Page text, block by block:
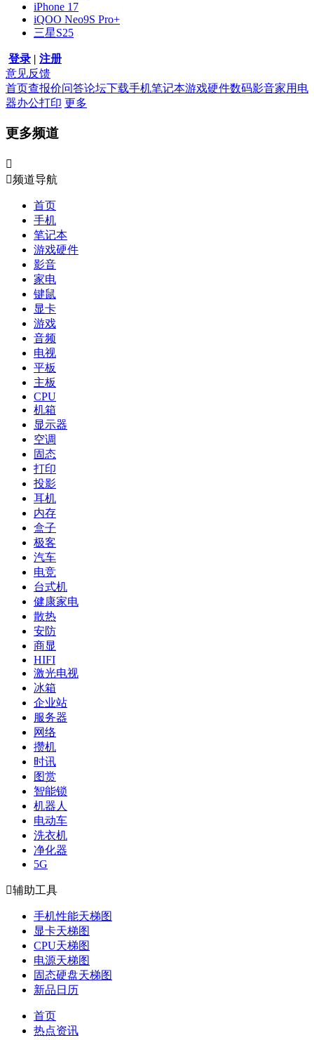
iPhone 17
iQOO Neo9S Pro+
三星S25
登录 | 注册
意见反馈
首页查报价问答论坛下载手机笔记本游戏硬件数码影音家用电
器办公打印 更多
更多频道

频道导航
首页
手机
笔记本
游戏硬件
影音
家电
键鼠
显卡
游戏
音频
电视
平板
主板
CPU
机箱
显示器
空调
固态
打印
投影
耳机
内存
盒子
极客
汽车
电竞
台式机
健康家电
散热
安防
商显
HIFI
激光电视
冰箱
企业站
服务器
网络
攒机
时讯
图赏
智能锁
机器人
电动车
洗衣机
净化器
5G
辅助工具
手机性能天梯图
显卡天梯图
CPU天梯图
电源天梯图
固态硬盘天梯图
新品日历
首页
热点资讯